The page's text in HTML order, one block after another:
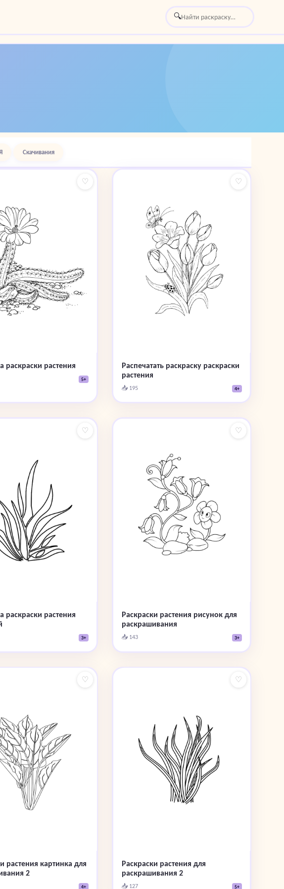
🔍
Скачивания
♡
раскраски растения
5+
♡
Распечатать раскраску раскраски
растения
📥 195 4+
♡
раскраски растения
3+
♡
Раскраски растения рисунок для
раскрашивания
📥 143 3+
♡
растения картинка для
2
4+
♡
Раскраски растения для
раскрашивания 2
📥 127 5+